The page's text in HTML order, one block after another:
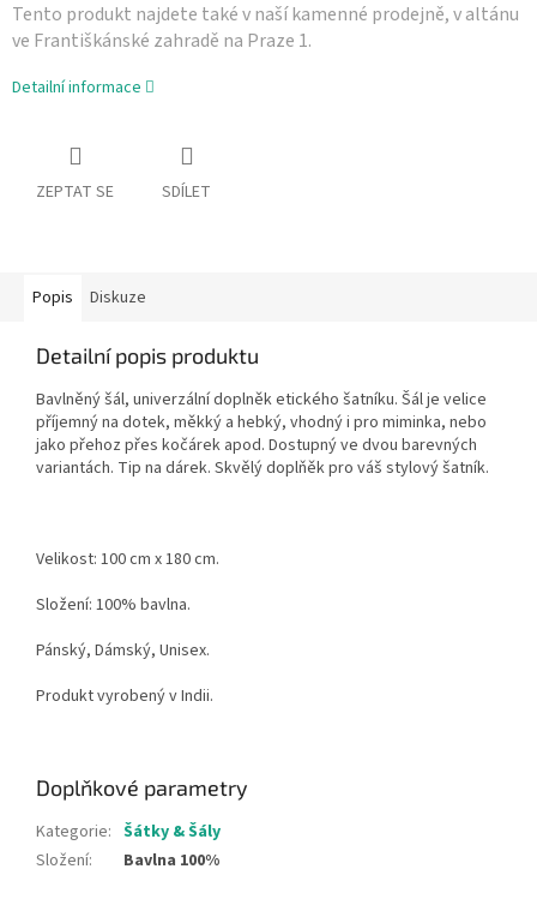
Tento produkt najdete také v naší­ kamenné prodejně, v altánu
ve Františkánské zahradě na Praze 1.
Detailní informace
ZEPTAT SE SDÍLET
Popis Diskuze
Detailní popis produktu
Bavlněný šál, univerzální doplněk etického šatníku. Šál je velice
příjemný na dotek, měkký a hebký, vhodný i pro miminka, nebo
jako přehoz přes kočárek apod. Dostupný ve dvou barevných
variantách. Tip na dárek. Skvělý doplňěk pro váš stylový šatník.
Velikost: 100 cm x 180 cm.
Složení: 100% bavlna.
Pánský, Dámský, Unisex.
Produkt vyrobený v Indii.
Doplňkové parametry
Kategorie: Šátky & Šály
Složení: Bavlna 100%